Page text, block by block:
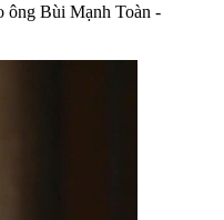
ông Bùi Mạnh Toàn -